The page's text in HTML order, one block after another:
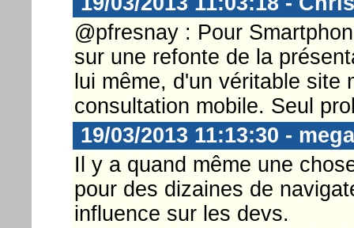
@pfresnay : Pour
sur une refonte de la
lui même, d'un véritable site
consultation mobile. Seul
19/03/2013 11:13:30 -
Il y a quand même une
pour des dizaines de
influence sur les devs.